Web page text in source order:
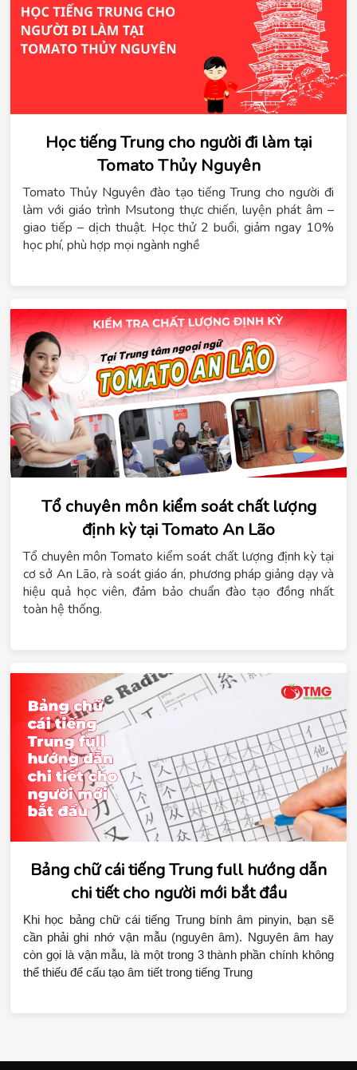
Học tiếng Trung cho người đi làm tại
Tomato Thủy Nguyên
Tomato Thủy Nguyên đào tạo tiếng Trung cho người đi
làm với giáo trình Msutong thực chiến, luyện phát âm –
giao tiếp – dịch thuật. Học thử 2 buổi, giảm ngay 10%
học phí, phù hợp mọi ngành nghề
Tổ chuyên môn kiểm soát chất lượng
định kỳ tại Tomato An Lão
Tổ chuyên môn Tomato kiểm soát chất lượng định kỳ tại
cơ sở An Lão, rà soát giáo án, phương pháp giảng dạy và
hiệu quả học viên, đảm bảo chuẩn đào tạo đồng nhất
toàn hệ thống.
Bảng chữ cái tiếng Trung full hướng dẫn
chi tiết cho người mới bắt đầu
Khi học bảng chữ cái tiếng Trung bính âm pinyin, bạn sẽ
cần phải ghi nhớ vận mẫu (nguyên âm). Nguyên âm hay
còn gọi là vận mẫu, là một trong 3 thành phần chính không
thể thiếu để cấu tạo âm tiết trong tiếng Trung